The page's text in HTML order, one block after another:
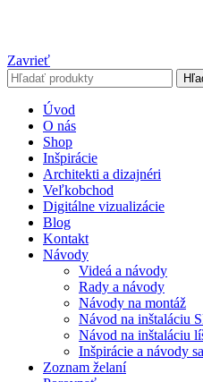
Zavrieť
Úvod
O nás
Shop
Inšpirácie
Architekti a dizajnéri
Veľkobchod
Digitálne vizualizácie
Blog
Kontakt
Návody
Videá a návody
Rady a návody
Návody na montáž
Návod na inštaláciu
Návod na inštaláciu
Inšpirácie a návody
Zoznam želaní